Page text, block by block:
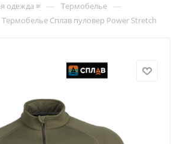
одежда ≡ — Термобелье —
Термобелье Сплав пуловер Power Stretch